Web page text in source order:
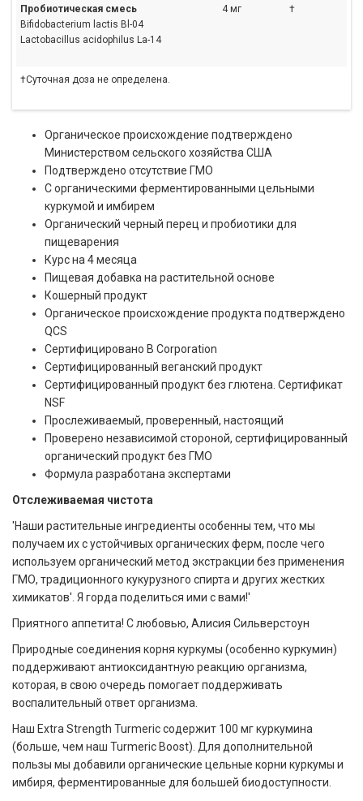
Пробиотическая смесь
Bifidobacterium lactis Bl-04
Lactobacillus acidophilus La-14
4 мг †
†Суточная доза не определена.
Органическое происхождение подтверждено
Министерством сельского хозяйства США
Подтверждено отсутствие ГМО
С органическими ферментированными цельными
куркумой и имбирем
Органический черный перец и пробиотики для
пищеварения
Курс на 4 месяца
Пищевая добавка на растительной основе
Кошерный продукт
Органическое происхождение продукта подтверждено
QCS
Сертифицировано B Corporation
Сертифицированный веганский продукт
Сертифицированный продукт без глютена. Сертификат
NSF
Прослеживаемый, проверенный, настоящий
Проверено независимой стороной, сертифицированный
органический продукт без ГМО
Формула разработана экспертами
Отслеживаемая чистота
'Наши растительные ингредиенты особенны тем, что мы
получаем их с устойчивых органических ферм, после чего
используем органический метод экстракции без применения
ГМО, традиционного кукурузного спирта и других жестких
химикатов'. Я горда поделиться ими с вами!'
Приятного аппетита! С любовью, Алисия Сильверстоун
Природные соединения корня куркумы (особенно куркумин)
поддерживают антиоксидантную реакцию организма,
которая, в свою очередь помогает поддерживать
воспалительный ответ организма.
Наш Extra Strength Turmeric содержит 100 мг куркумина
(больше, чем наш Turmeric Boost). Для дополнительной
пользы мы добавили органические цельные корни куркумы и
имбиря, ферментированные для большей биодоступности.